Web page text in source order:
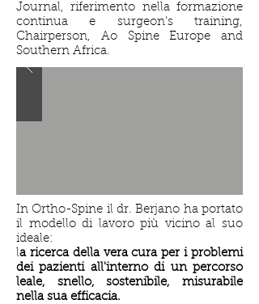
Journal, riferimento nella formazione
continua e surgeon's training,
Chairperson, Ao Spine Europe and
Southern Africa.
In Ortho-Spine il dr. Berjano ha portato
il modello di lavoro più vicino al suo
ideale:
la ricerca della vera cura per i problemi
dei pazienti all'interno di un percorso
leale, snello, sostenibile, misurabile
nella sua efficacia.